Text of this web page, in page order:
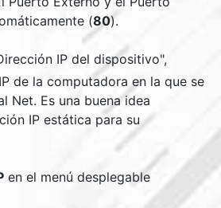
(80).
IP del dispositivo",
de la computadora en la que se
Net. Es una buena idea
IP estática para su
en el menú desplegable